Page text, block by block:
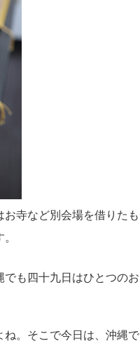
寺など別会場を借りたも
も四十九日はひとつのお
ね。そこで今日は、沖縄で